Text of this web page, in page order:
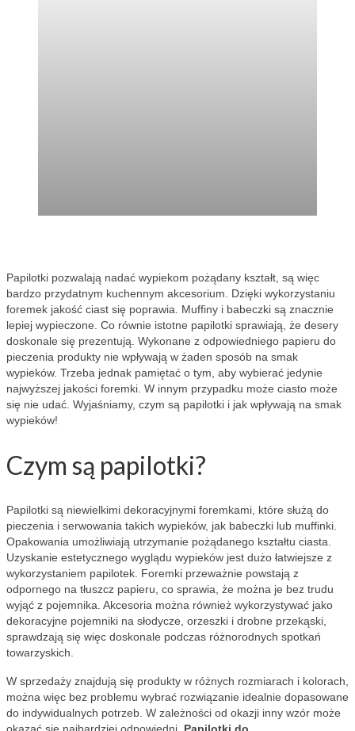
Papilotki pozwalają nadać wypiekom pożądany kształt, są więc
bardzo przydatnym kuchennym akcesorium. Dzięki wykorzystaniu
foremek jakość ciast się poprawia. Muffiny i babeczki są znacznie
lepiej wypieczone. Co równie istotne papilotki sprawiają, że desery
doskonale się prezentują. Wykonane z odpowiedniego papieru do
pieczenia produkty nie wpływają w żaden sposób na smak
wypieków. Trzeba jednak pamiętać o tym, aby wybierać jedynie
najwyższej jakości foremki. W innym przypadku może ciasto może
się nie udać. Wyjaśniamy, czym są papilotki i jak wpływają na smak
wypieków!
Czym są papilotki?
Papilotki są niewielkimi dekoracyjnymi foremkami, które służą do
pieczenia i serwowania takich wypieków, jak babeczki lub muffinki.
Opakowania umożliwiają utrzymanie pożądanego kształtu ciasta.
Uzyskanie estetycznego wyglądu wypieków jest dużo łatwiejsze z
wykorzystaniem papilotek. Foremki przeważnie powstają z
odpornego na tłuszcz papieru, co sprawia, że można je bez trudu
wyjąć z pojemnika. Akcesoria można również wykorzystywać jako
dekoracyjne pojemniki na słodycze, orzeszki i drobne przekąski,
sprawdzają się więc doskonale podczas różnorodnych spotkań
towarzyskich.
W sprzedaży znajdują się produkty w różnych rozmiarach i kolorach,
można więc bez problemu wybrać rozwiązanie idealnie dopasowane
do indywidualnych potrzeb. W zależności od okazji inny wzór może